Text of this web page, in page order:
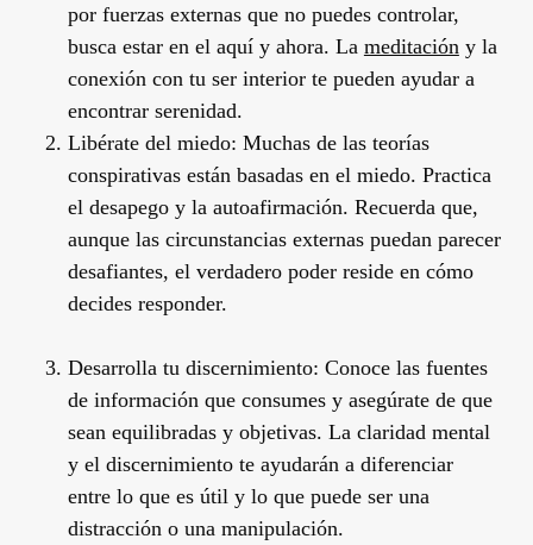
por fuerzas externas que no puedes controlar,
busca estar en el aquí y ahora. La meditación y la
conexión con tu ser interior te pueden ayudar a
encontrar serenidad.
Libérate del miedo: Muchas de las teorías
conspirativas están basadas en el miedo. Practica
el desapego y la autoafirmación. Recuerda que,
aunque las circunstancias externas puedan parecer
desafiantes, el verdadero poder reside en cómo
decides responder.
Desarrolla tu discernimiento: Conoce las fuentes
de información que consumes y asegúrate de que
sean equilibradas y objetivas. La claridad mental
y el discernimiento te ayudarán a diferenciar
entre lo que es útil y lo que puede ser una
distracción o una manipulación.